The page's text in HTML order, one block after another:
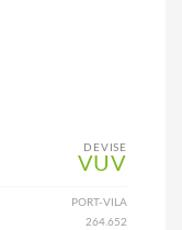
DEVISE
VUV
PORT-VILA
264.652